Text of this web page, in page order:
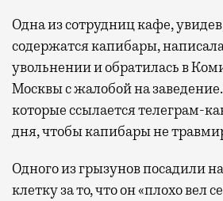
Одна из сотрудниц кафе,
содержатся капибары,
увольнении и обратилась в
Москвы с жалобой на
которые ссылается телеграм-
дня, чтобы капибары не
Одного из грызунов посадили
клетку за то, что он «плохо вел